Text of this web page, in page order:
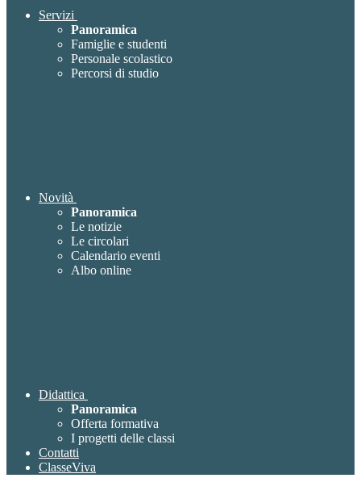
Servizi
Panoramica
Famiglie e studenti
Personale scolastico
Percorsi di studio
Novità
Panoramica
Le notizie
Le circolari
Calendario eventi
Albo online
Didattica
Panoramica
Offerta formativa
I progetti delle classi
Contatti
ClasseViva